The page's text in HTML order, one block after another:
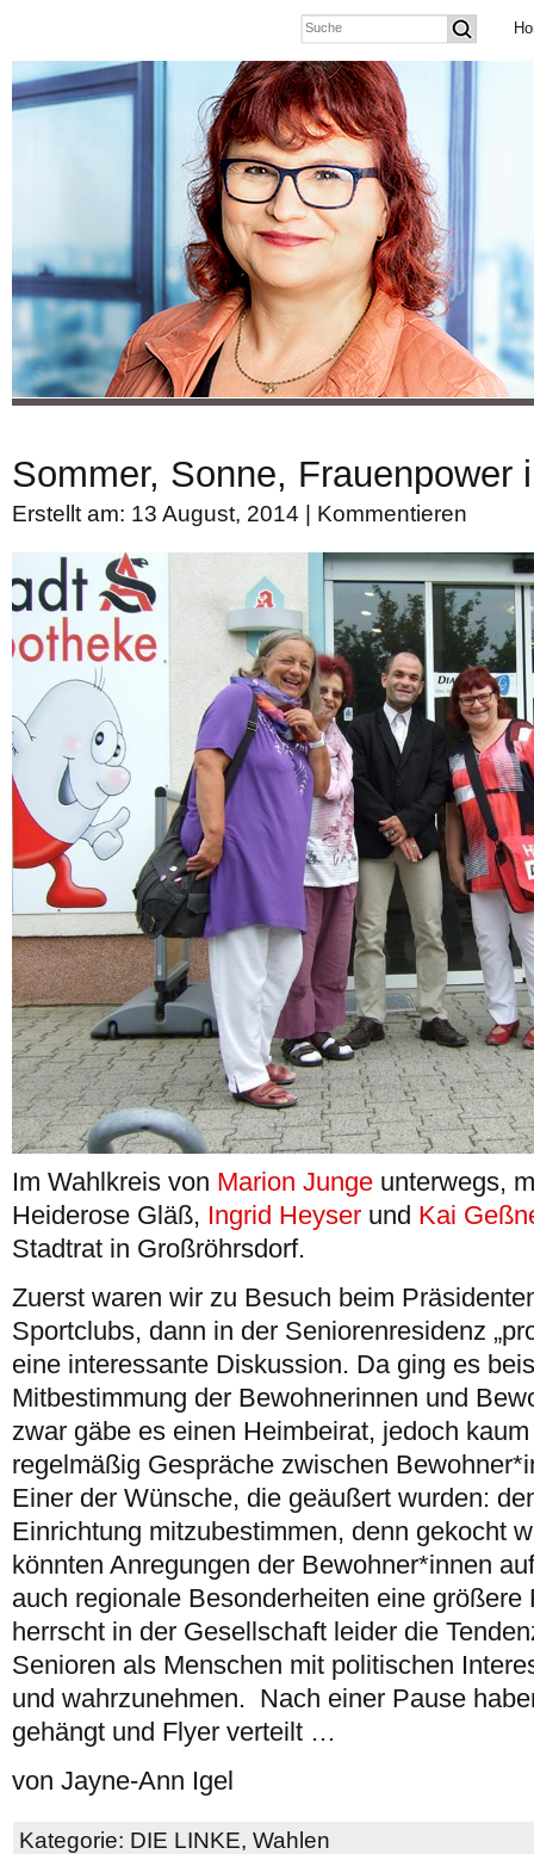
Sommer, Sonne, Frauenpower
Erstellt am: 13 August, 2014 | Kommentieren
Im Wahlkreis von Marion Junge unterwegs,
Heiderose Gläß, Ingrid Heyser und Kai
Stadtrat in Großröhrsdorf.
Zuerst waren wir zu Besuch beim
Sportclubs, dann in der Seniorenresidenz
eine interessante Diskussion. Da ging es
Mitbestimmung der Bewohnerinnen und
zwar gäbe es einen Heimbeirat, jedoch
regelmäßig Gespräche zwischen
Einer der Wünsche, die geäußert wurden:
Einrichtung mitzubestimmen, denn gekocht
könnten Anregungen der Bewohner*innen
auch regionale Besonderheiten eine
herrscht in der Gesellschaft leider die
Senioren als Menschen mit politischen
und wahrzunehmen. Nach einer Pause
gehängt und Flyer verteilt …
von Jayne-Ann Igel
Kategorie: DIE LINKE, Wahlen